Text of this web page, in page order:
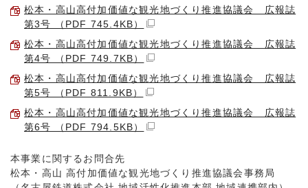
松本・高山高付加価値な観光地づくり推進協議会 広報誌
第3号 （PDF 745.4KB）
松本・高山高付加価値な観光地づくり推進協議会 広報誌
第4号 （PDF 749.7KB）
松本・高山高付加価値な観光地づくり推進協議会 広報誌
第5号 （PDF 811.9KB）
松本・高山高付加価値な観光地づくり推進協議会 広報誌
第6号 （PDF 794.5KB）
本事業に関するお問合先
松本・高山 高付加価値な観光地づくり推進協議会事務局